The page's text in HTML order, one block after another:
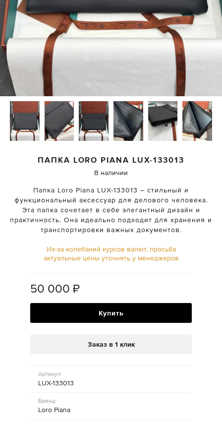
ПАПКА LORO PIANA LUX-133013
В наличии
Папка Loro Piana LUX-133013 – стильный и
функциональный аксессуар для делового человека.
Эта папка сочетает в себе элегантный дизайн и
практичность. Она идеально подходит для хранения и
транспортировки важных документов.
Из-за колебаний курсов валют, просьба
актуальные цены уточнять у менеджеров
50 000 ₽
Купить
Заказ в 1 клик
Артикул
LUX-133013
Бренд
Loro Piana